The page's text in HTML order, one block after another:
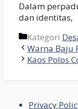
Dalam
dan identitas,
Kategori
Warna Baju
Kaos Polos
Privacy